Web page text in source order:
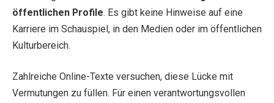
öffentlichen Profile. Es gibt keine Hinweise auf eine
Karriere im Schauspiel, in den Medien oder im öffentlichen
Kulturbereich.
Zahlreiche Online-Texte versuchen, diese Lücke mit
Vermutungen zu füllen. Für einen verantwortungsvollen